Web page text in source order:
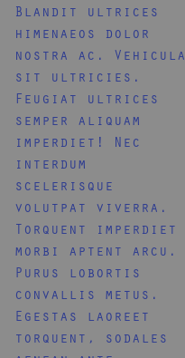
Blandit ultrices
himenaeos dolor
nostra ac. Vehicula
sit ultricies.
Feugiat ultrices
semper aliquam
imperdiet! Nec
interdum
scelerisque
volutpat viverra.
Torquent imperdiet
morbi aptent arcu.
Purus lobortis
convallis metus.
Egestas laoreet
torquent, sodales